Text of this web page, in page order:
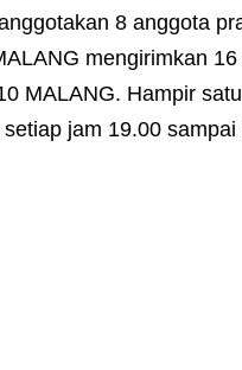
8 anggota
mengirimkan
MALANG. Hampir
jam 19.00